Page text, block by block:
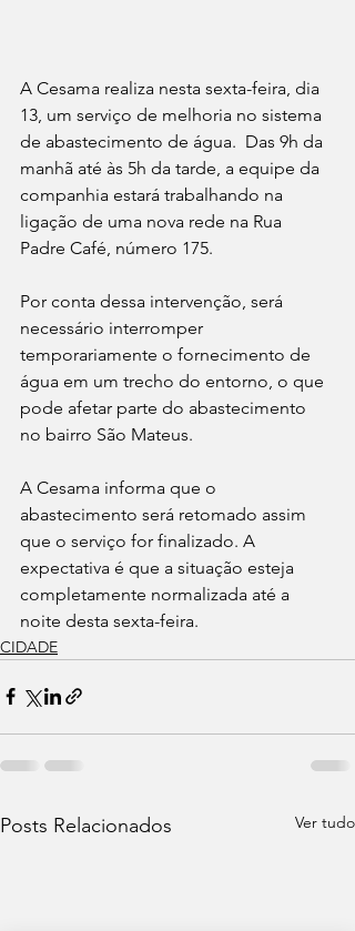
A Cesama realiza nesta sexta-feira, dia
13, um serviço de melhoria no sistema
de abastecimento de água.  Das 9h da
manhã até às 5h da tarde, a equipe da
companhia estará trabalhando na
ligação de uma nova rede na Rua
Padre Café, número 175.
Por conta dessa intervenção, será
necessário interromper
temporariamente o fornecimento de
água em um trecho do entorno, o que
pode afetar parte do abastecimento
no bairro São Mateus.
A Cesama informa que o
abastecimento será retomado assim
que o serviço for finalizado. A
expectativa é que a situação esteja
completamente normalizada até a
noite desta sexta-feira.
CIDADE
Posts Relacionados Ver tudo